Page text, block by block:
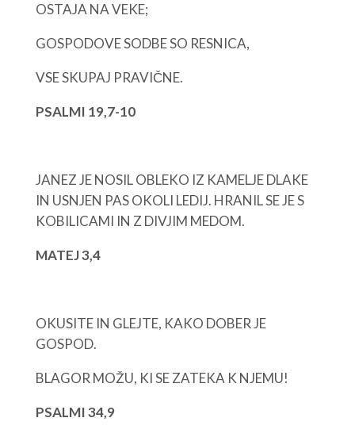
OSTAJA NA VEKE;
GOSPODOVE SODBE SO RESNICA,
VSE SKUPAJ PRAVIČNE.
PSALMI 19,7-10
JANEZ JE NOSIL OBLEKO IZ KAMELJE DLAKE
IN USNJEN PAS OKOLI LEDIJ. HRANIL SE JE S
KOBILICAMI IN Z DIVJIM MEDOM.
MATEJ 3,4
OKUSITE IN GLEJTE, KAKO DOBER JE
GOSPOD.
BLAGOR MOŽU, KI SE ZATEKA K NJEMU!
PSALMI 34,9